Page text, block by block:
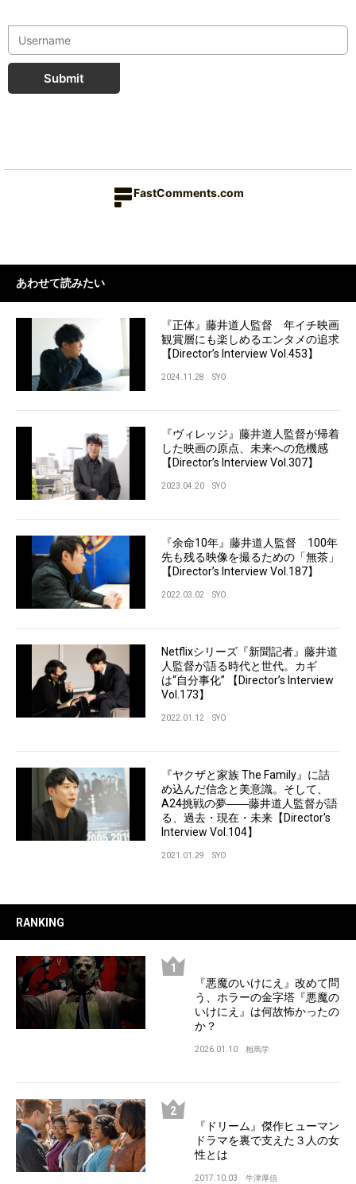
Submit
FastComments.com
あわせて読みたい
『正体』藤井道人監督 年イチ映画
観賞層にも楽しめるエンタメの追求
【Director’s Interview Vol.453】
2024.11.28 SYO
『ヴィレッジ』藤井道人監督が帰着
した映画の原点、未来への危機感
【Director’s Interview Vol.307】
2023.04.20 SYO
『余命10年』藤井道人監督 100年
先も残る映像を撮るための「無茶」
【Director’s Interview Vol.187】
2022.03.02 SYO
Netflixシリーズ『新聞記者』藤井道
人監督が語る時代と世代。カギ
は“自分事化” 【Director’s Interview
Vol.173】
2022.01.12 SYO
『ヤクザと家族 The Family』に詰
め込んだ信念と美意識。そして、
A24挑戦の夢――藤井道人監督が語
る、過去・現在・未来【Director's
Interview Vol.104】
2021.01.29 SYO
RANKING
『悪魔のいけにえ』改めて問
う、ホラーの金字塔『悪魔の
いけにえ』は何故怖かったの
か？
2026.01.10 相馬学
『ドリーム』傑作ヒューマン
ドラマを裏で支えた３人の女
性とは
2017.10.03 牛津厚信